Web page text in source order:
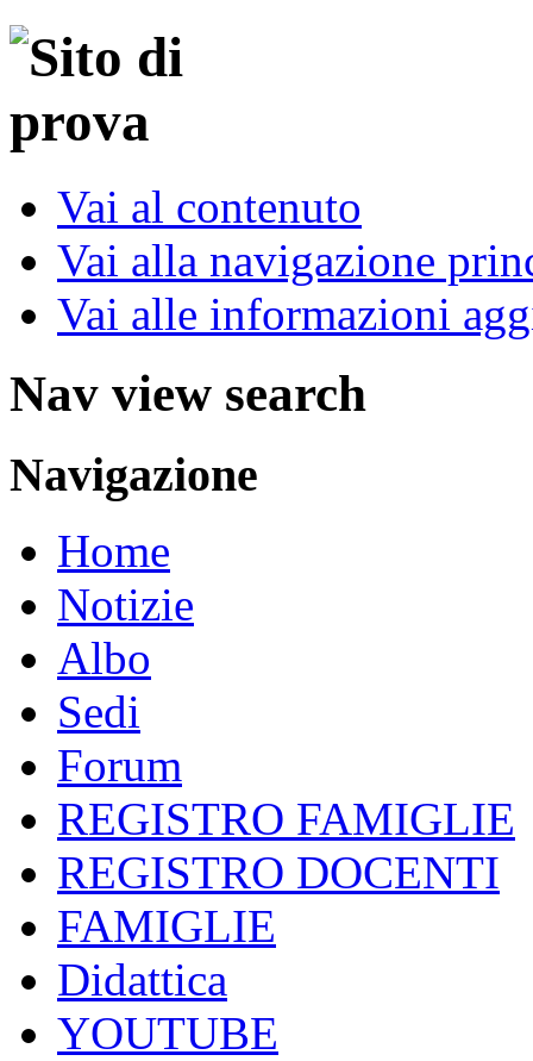
Vai al contenuto
Vai alla navigazione
Vai alle informazioni
Nav view search
Navigazione
Home
Notizie
Albo
Sedi
Forum
REGISTRO FAMIGLIE
REGISTRO DOCENTI
FAMIGLIE
Didattica
YOUTUBE